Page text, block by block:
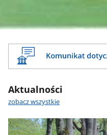
Aktualności
zobacz wszystkie